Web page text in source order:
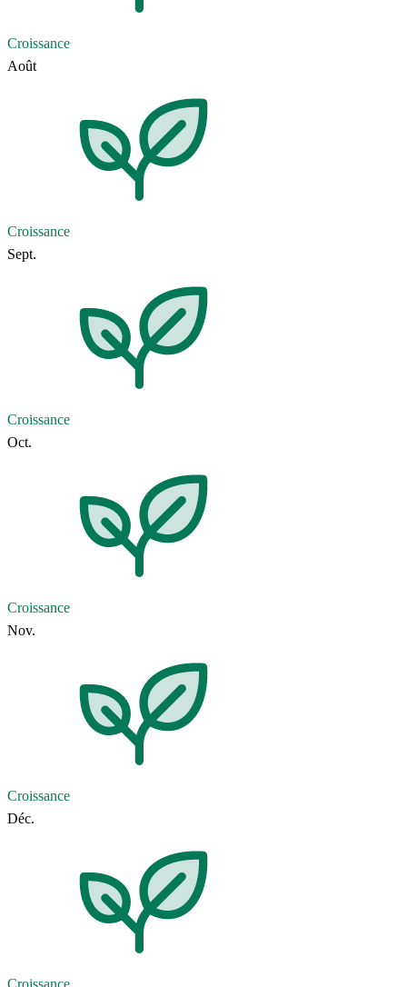
Croissance
Août
Croissance
Sept.
Croissance
Oct.
Croissance
Nov.
Croissance
Déc.
Croissance